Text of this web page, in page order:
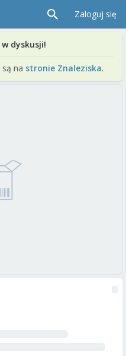
Zaloguj się
dyskusji!
na stronie Znaleziska.